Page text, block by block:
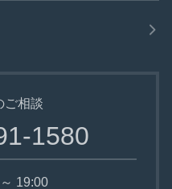
ご相談
1580
19:00